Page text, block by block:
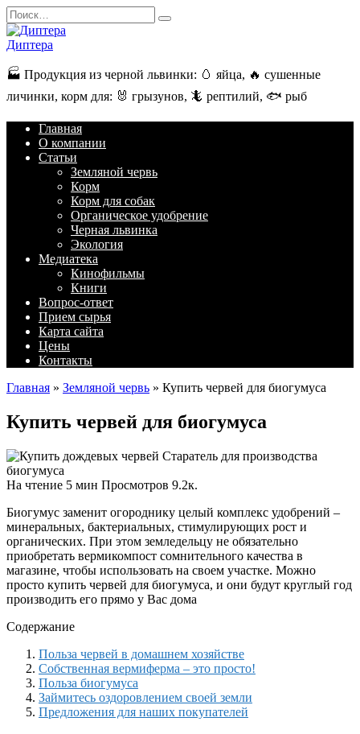
Перейти
к
содержанию
Search
for:
Диптера
🏭️ Продукция из черной львинки: 🥚 яйца, 🔥 сушенные
личинки, корм для: 🐰 грызунов, 🦎 рептилий, 🐟 рыб
Главная
О компании
Статьи
Земляной червь
Корм
Корм для собак
Органическое удобрение
Черная львинка
Экология
Медиатека
Кинофильмы
Книги
Вопрос-ответ
Прием сырья
Карта сайта
Цены
Контакты
Главная » Земляной червь » Купить червей для биогумуса
Купить червей для биогумуса
На чтение 5 мин Просмотров 9.2к.
Биогумус заменит огороднику целый комплекс удобрений –
минеральных, бактериальных, стимулирующих рост и
органических. При этом земледельцу не обязательно
приобретать вермикомпост сомнительного качества в
магазине, чтобы использовать на своем участке. Можно
просто купить червей для биогумуса, и они будут круглый год
производить его прямо у Вас дома
Содержание
Польза червей в домашнем хозяйстве
Собственная вермиферма – это просто!
Польза биогумуса
Займитесь оздоровлением своей земли
Предложения для наших покупателей